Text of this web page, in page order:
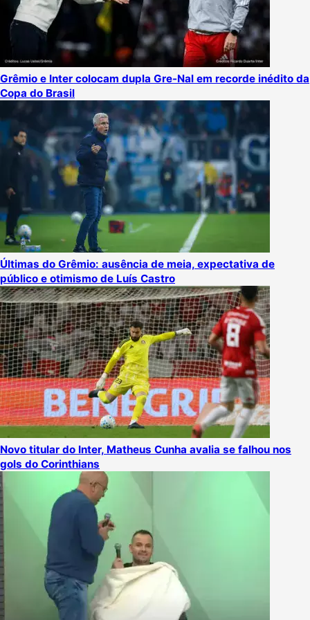
Grêmio e Inter colocam dupla Gre-Nal em recorde inédito da
Copa do Brasil
Últimas do Grêmio: ausência de meia, expectativa de
público e otimismo de Luís Castro
Novo titular do Inter, Matheus Cunha avalia se falhou nos
gols do Corinthians